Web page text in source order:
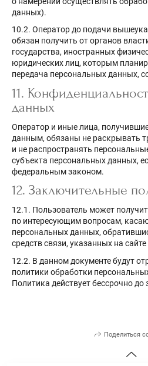
данных).
10.2. Оператор до подачи
обязан получить от органов
государства, иностранных
юридических лиц, которым
передача персональных данных,
11.
данных
Оператор и иные лица,
данным, обязаны не раскрывать
и не распространять
субъекта персональных данных,
федеральным законом.
12. Заключительные
12.1. Пользователь может
по интересующим вопросам,
персональных данных,
средств связи, указанных на сайте
12.2. В данном документе будут
политики обработки
Политика действует бессрочно
Поделиться